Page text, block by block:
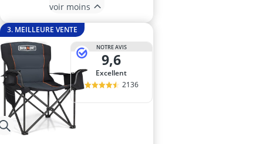
voir moins
3. MEILLEURE VENTE
NOTRE AVIS
9,6
Excellent
2136